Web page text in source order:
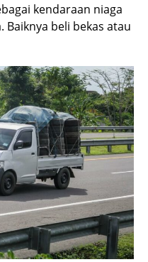
kendaraan niaga
beli bekas atau